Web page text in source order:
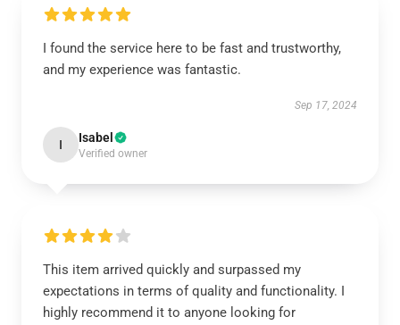
I found the service here to be fast and trustworthy,
and my experience was fantastic.
Sep 17, 2024
I Isabel
Verified owner
This item arrived quickly and surpassed my
expectations in terms of quality and functionality. I
highly recommend it to anyone looking for